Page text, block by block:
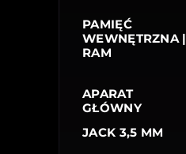
PAMIĘĆ
WEWNĘTRZNA |
RAM
APARAT
GŁÓWNY
JACK 3,5 MM